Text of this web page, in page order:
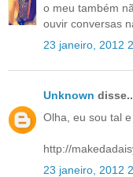
o meu também
ouvir conversas
23 janeiro, 2012
Unknown
Olha, eu sou tal
http://
23 janeiro, 2012